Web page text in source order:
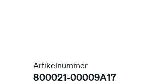
Artikelnummer
800021-00009A17